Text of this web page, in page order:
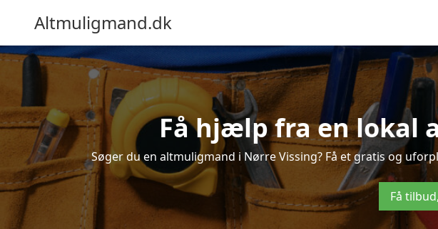
Altmuligmand.dk
Få hjælp fra en lokal
Søger du en altmuligmand i Nørre Vissing? Få et gratis og
Få